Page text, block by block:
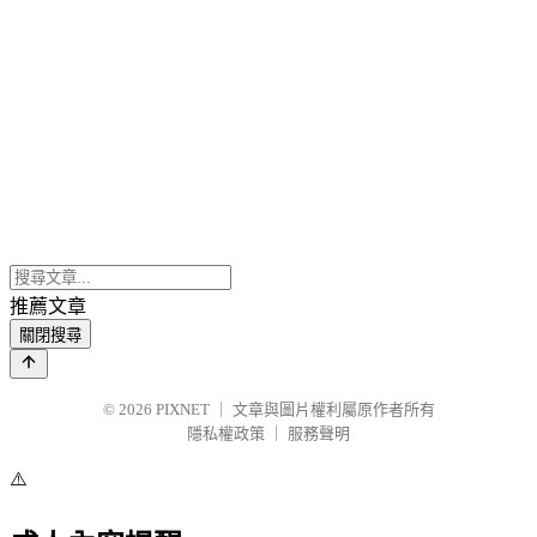
推薦文章
關閉搜尋
© 2026 PIXNET
文章與圖片權利屬原作者所有
隱私權政策
服務聲明
⚠️